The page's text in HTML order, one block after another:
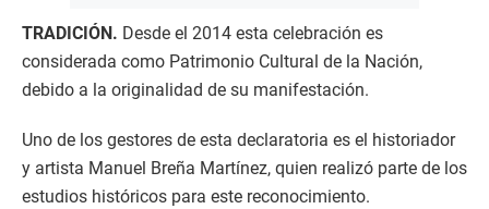
TRADICIÓN. Desde el 2014 esta celebración es
considerada como Patrimonio Cultural de la Nación,
debido a la originalidad de su manifestación.
Uno de los gestores de esta declaratoria es el historiador
y artista Manuel Breña Martínez, quien realizó parte de los
estudios históricos para este reconocimiento.